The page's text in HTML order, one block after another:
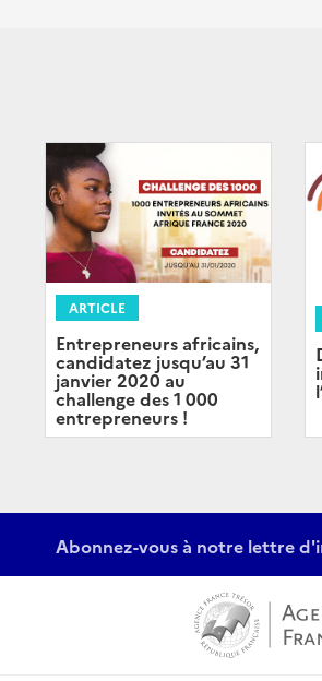
ARTICLE
Entrepreneurs africains,
candidatez jusqu’au 31
janvier 2020 au
challenge des 1 000
entrepreneurs !
Abonnez-vous à notre lettre